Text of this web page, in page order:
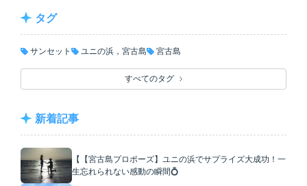
タグ
サンセット ユニの浜，宮古島 宮古島
すべてのタグ
新着記事
【【宮古島プロポーズ】ユニの浜でサプライズ大成功！一
生忘れられない感動の瞬間💍